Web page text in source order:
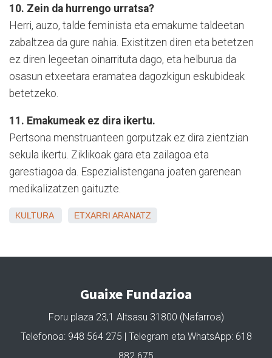
10. Zein da hurrengo urratsa?
Herri, auzo, talde feminista eta emakume taldeetan
zabaltzea da gure nahia. Existitzen diren eta betetzen
ez diren legeetan oinarrituta dago, eta helburua da
osasun etxeetara eramatea dagozkigun eskubideak
betetzeko.
11. Emakumeak ez dira ikertu.
Pertsona menstruanteen gorputzak ez dira zientzian
sekula ikertu. Ziklikoak gara eta zailagoa eta
garestiagoa da. Espezialistengana joaten garenean
medikalizatzen gaituzte.
KULTURA ETXARRI ARANATZ
Guaixe Fundazioa
Foru plaza 23,1 Altsasu 31800 (Nafarroa)
Telefonoa: 948 564 275 | Telegram eta WhatsApp: 618